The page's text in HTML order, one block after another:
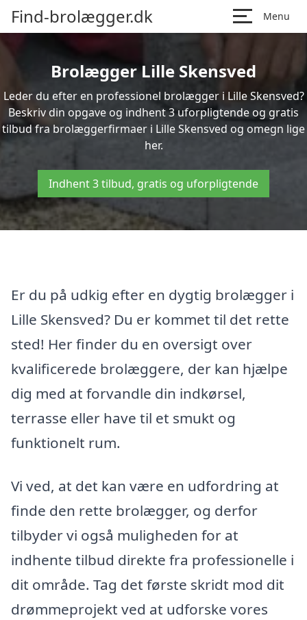
Find-brolægger.dk Menu
Brolægger Lille Skensved
Leder du efter en professionel brolægger i Lille Skensved?
Beskriv din opgave og indhent 3 uforpligtende og gratis
tilbud fra brolæggerfirmaer i Lille Skensved og omegn lige
her.
Indhent 3 tilbud, gratis og uforpligtende
Er du på udkig efter en dygtig brolægger i
Lille Skensved? Du er kommet til det rette
sted! Her finder du en oversigt over
kvalificerede brolæggere, der kan hjælpe
dig med at forvandle din indkørsel,
terrasse eller have til et smukt og
funktionelt rum.
Vi ved, at det kan være en udfordring at
finde den rette brolægger, og derfor
tilbyder vi også muligheden for at
indhente tilbud direkte fra professionelle i
dit område. Tag det første skridt mod dit
drømmeprojekt ved at udforske vores